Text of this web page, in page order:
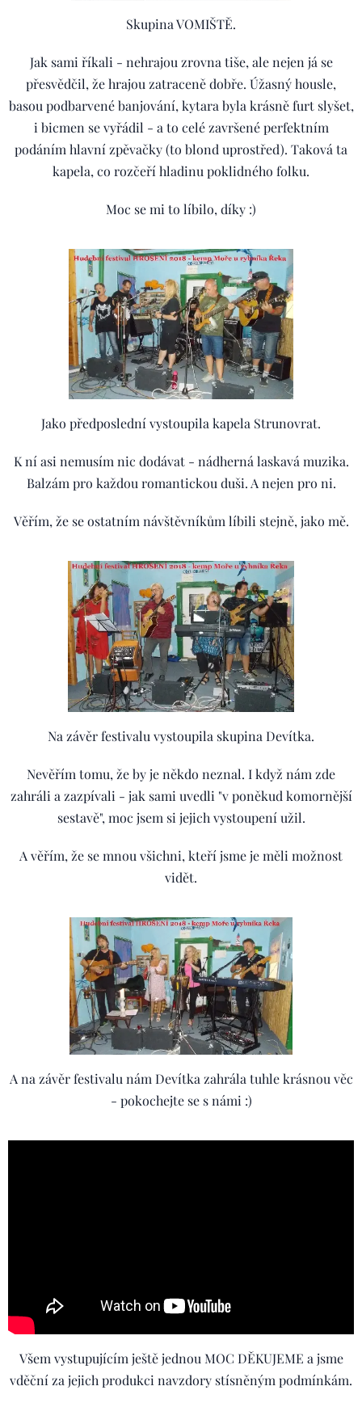
Skupina VOMIŠTĚ.
Jak sami říkali - nehrajou zrovna tiše, ale nejen já se
přesvědčil, že hrajou zatraceně dobře. Úžasný housle,
basou podbarvené banjování, kytara byla krásně furt slyšet,
i bicmen se vyřádil - a to celé završené perfektním
podáním hlavní zpěvačky (to blond uprostřed). Taková ta
kapela, co rozčeří hladinu poklidného folku.
Moc se mi to líbilo, díky :)
Jako předposlední vystoupila kapela Strunovrat.
K ní asi nemusím nic dodávat - nádherná laskavá muzika.
Balzám pro každou romantickou duši. A nejen pro ni.
Věřím, že se ostatním návštěvníkům líbili stejně, jako mě.
Na závěr festivalu vystoupila skupina Devítka.
Nevěřím tomu, že by je někdo neznal. I když nám zde
zahráli a zazpívali - jak sami uvedli "v poněkud komornější
sestavě", moc jsem si jejich vystoupení užil.
A věřím, že se mnou všichni, kteří jsme je měli možnost
vidět.
A na závěr festivalu nám Devítka zahrála tuhle krásnou věc
- pokochejte se s námi :)
Všem vystupujícím ještě jednou MOC DĚKUJEME a jsme
vděční za jejich produkci navzdory stísněným podmínkám.